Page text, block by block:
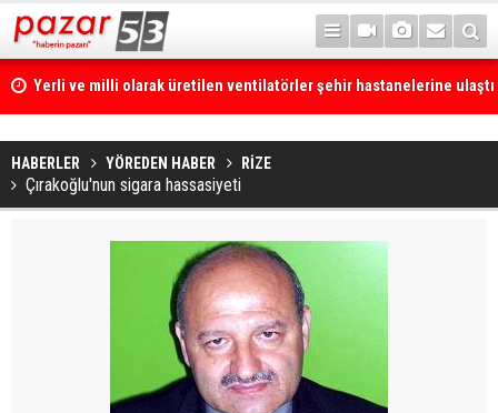
Yerli ve milli olarak üretilen ventilatörler şehir hastanelerine ulaştı
HABERLER YÖREDEN HABER RİZE
Çırakoğlu'nun sigara hassasiyeti